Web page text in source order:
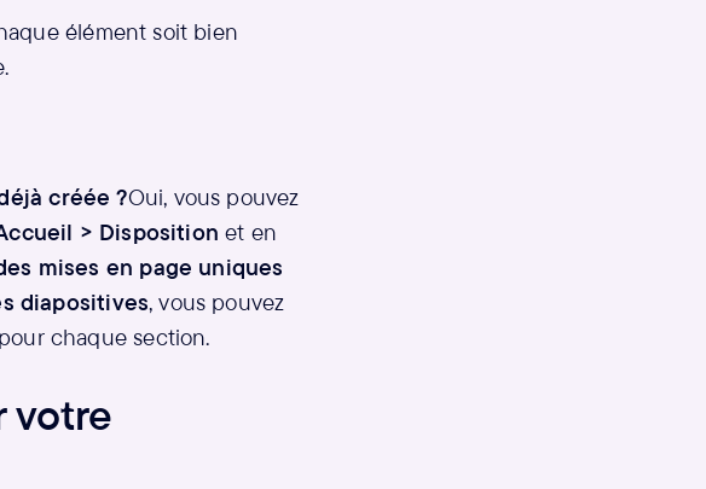
élément soit bien
créée ?Oui, vous pouvez
> Disposition et en
mises en page uniques
diapositives, vous pouvez
chaque section.
votre